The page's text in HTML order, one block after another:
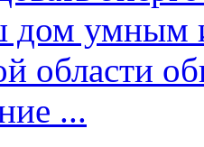
дом умным
области
...